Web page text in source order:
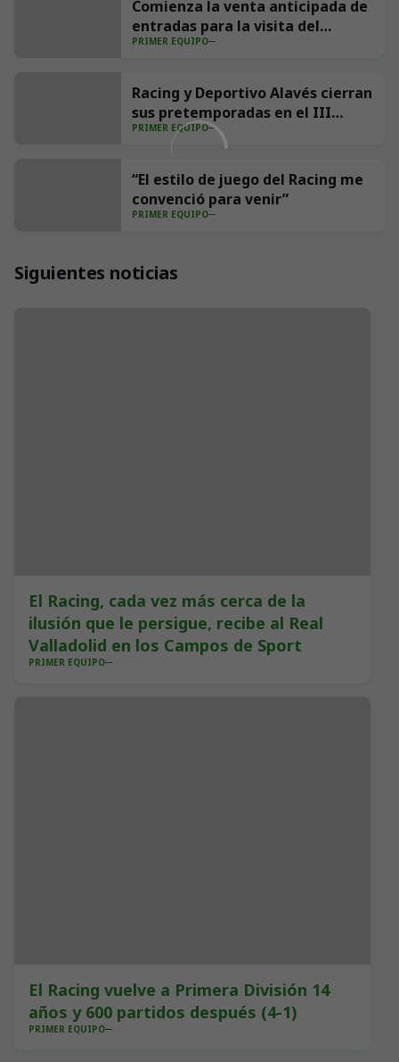
Comienza la venta anticipada de
entradas para la visita del
Villarreal CF a los Campos de
PRIMER EQUIPO
Racing y Deportivo Alavés cierran
sus pretemporadas en el III
Trofeo Nando Yosu
PRIMER EQUIPO
“El estilo de juego del Racing me
convenció para venir”
PRIMER EQUIPO
Siguientes noticias
El Racing, cada vez más cerca de la
ilusión que le persigue, recibe al Real
Valladolid en los Campos de Sport
PRIMER EQUIPO
El Racing vuelve a Primera División 14
años y 600 partidos después (4-1)
PRIMER EQUIPO